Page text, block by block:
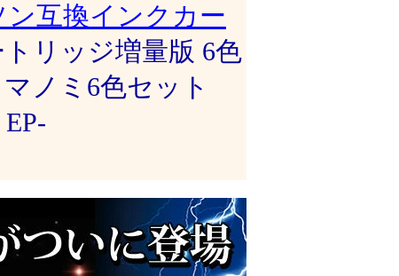
ン互換インクカー
リッジ増量版 6色
マノミ6色セット